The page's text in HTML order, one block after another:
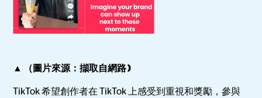
▲ （圖片來源：擷取自網路 )
TikTok 希望創作者在 TikTok 上感受到重視和獎勵，參與